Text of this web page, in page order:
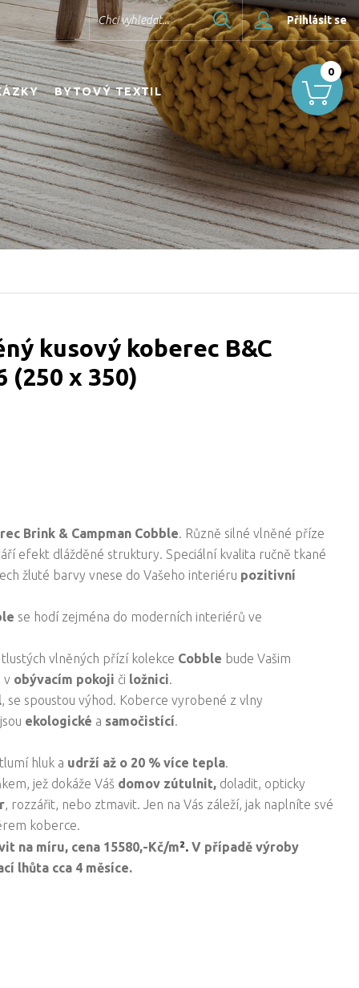
Přihlásit se
Chci vyhledat... Hledat
BYTOVÝ TEXTIL
0
kusový koberec B&C
(250 x 350)
Brink & Campman Cobble. Různě silné vlněné příze
efekt dlážděné struktury. Speciální kvalita ručně tkané
žluté barvy vnese do Vašeho interiéru pozitivní
se hodí zejména do moderních interiérů ve
tlustých vlněných přízí kolekce Cobble bude Vašim
v obývacím pokoji či ložnici.
, se spoustou výhod. Koberce vyrobené z vlny
ekologické a samočistící.
hluk a udrží až o 20 % více tepla.
jež dokáže Váš domov zútulnit, doladit, opticky
, rozzářit, nebo ztmavit. Jen na Vás záleží, jak naplníte své
koberce.
na míru, cena 15580,-Kč/m².V případě výroby
lhůta cca 4 měsíce.